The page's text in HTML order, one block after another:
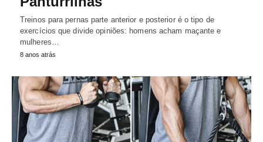
Treinos para pernas parte anterior e posterior é o tipo de
exercícios que divide opiniões: homens acham maçante e
mulheres…
8 anos atrás